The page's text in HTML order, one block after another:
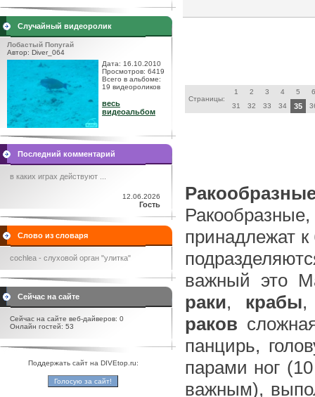
Случайный видеоролик
Лобастый Попугай
Автор: Diver_064
Дата: 16.10.2010
Просмотров: 6419
Всего в альбоме:
19 видеороликов
весь
видеоальбом
Последний комментарий
в каких играх действуют ...
12.06.2026
Гость
Слово из словаря
cochlea - слуховой орган "улитка"
Сейчас на сайте
Сейчас на сайте веб-дайверов: 0
Онлайн гостей: 53
Поддержать сайт на DIVEtop.ru:
Страницы:
1 2 3 4 5
6
31
32 33 34 35
принадлежат
важный это
раки, крабы,
раков
панцирь,
парами ног
важным),